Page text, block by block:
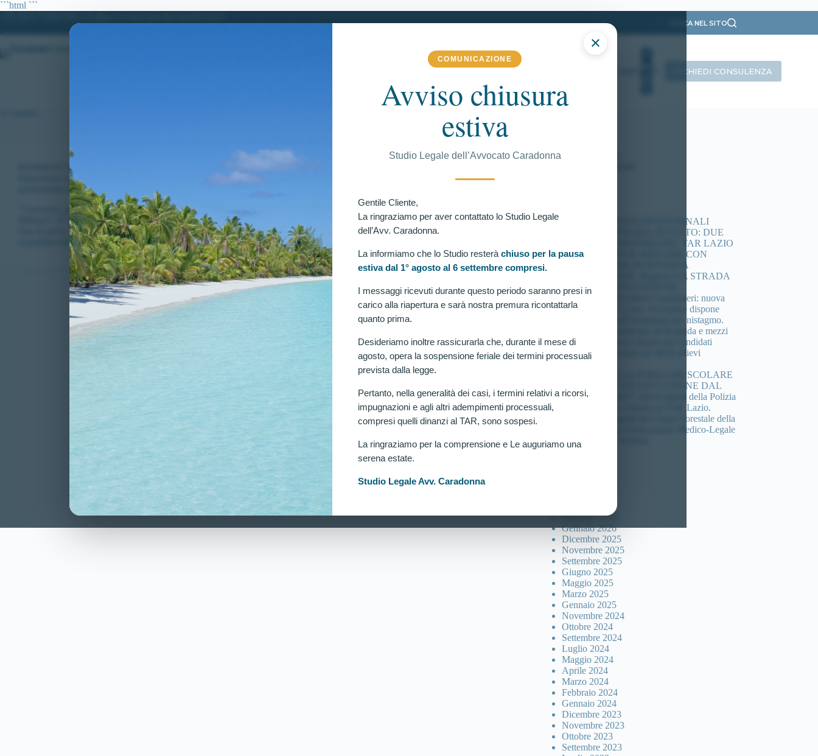
```html
×
COMUNICAZIONE
Avviso chiusura
estiva
Studio Legale dell’Avvocato Caradonna
Gentile Cliente,
La ringraziamo per aver contattato lo Studio Legale
dell’Avv. Caradonna.
La informiamo che lo Studio resterà chiuso per la pausa
estiva dal 1° agosto al 6 settembre compresi.
I messaggi ricevuti durante questo periodo saranno presi in
carico alla riapertura e sarà nostra premura ricontattarla
quanto prima.
Desideriamo inoltre rassicurarla che, durante il mese di
agosto, opera la sospensione feriale dei termini processuali
prevista dalla legge.
Pertanto, nella generalità dei casi, i termini relativi a ricorsi,
impugnazioni e agli altri adempimenti processuali,
compresi quelli dinanzi al TAR, sono sospesi.
La ringraziamo per la comprensione e Le auguriamo una
serena estate.
Studio Legale Avv. Caradonna
```
contenuto
CERCA NEL SITO
RICHIEDI CONSULENZA
RICORSI ATTIVI
Riammesso ricorrente escluso alle prove fisiche del “Concorso, per titoli ed esami, per la nomina di 17 Tenenti in servizio
permanente nei Ruoli Normali dell’Aeronautica Militare”.
“Concorso, per titoli ed esami, per la nomina di 17 Tenenti in servizio permanente nei Ruoli Normali dell’Aeronautica
Militare“. Il Tar riammette al prosieguo delle prove selettive il ricorrente assistito dall’avv. Claudia Caradonna, escluso in
fase di prove di efficienza…
CLAUDIA CARADONNA FEBBRAIO 26, 2022
ACCERTAMENTI ATTITUDINALI
CONCORSI POLIZIA DI STATO: DUE
NUOVE ORDINANZE DEL TAR LAZIO
DISPONGONO IL RIESAME CON
COMMISSIONE IN DIVERSA
COMPOSIZIONE. Riaperta LA STRADA
DELLA CONTESTAZIONE.
Concorso 4.918 Allievi Carabinieri: nuova
vittoria al TAR Lazio. Il Giudice dispone
verificazione sull’esclusione per nistagmo.
Cheratocono, sindrome di Brugada e mezzi
di sintesi: 3 nuove vittorie per candidati
esclusi dal concorso per 4918 allievi
DEFICIT DELLA FORZA MUSCOLARE
(HANDGRIP) ED ESCLUSIONE DAL
Concorso per 4617 allievi agenti della Polizia
di Stato: Nuova Vittoria al TAR Lazio.
Concorso 46 agenti del Corpo Forestale della
sicilia: Ottenuta Verificazione Medico-Legale
per Candidato Escluso.
Febbraio 2026
Gennaio 2026
Dicembre 2025
Novembre 2025
Settembre 2025
Giugno 2025
Maggio 2025
Marzo 2025
Gennaio 2025
Novembre 2024
Ottobre 2024
Settembre 2024
Luglio 2024
Maggio 2024
Aprile 2024
Marzo 2024
Febbraio 2024
Gennaio 2024
Dicembre 2023
Novembre 2023
Ottobre 2023
Settembre 2023